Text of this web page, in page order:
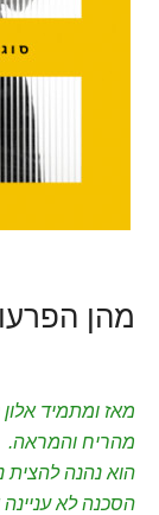
מהן
מאז ומתמיד
מהריח והמראה.
הוא נהנה להצית
הסכנה לא עניינה